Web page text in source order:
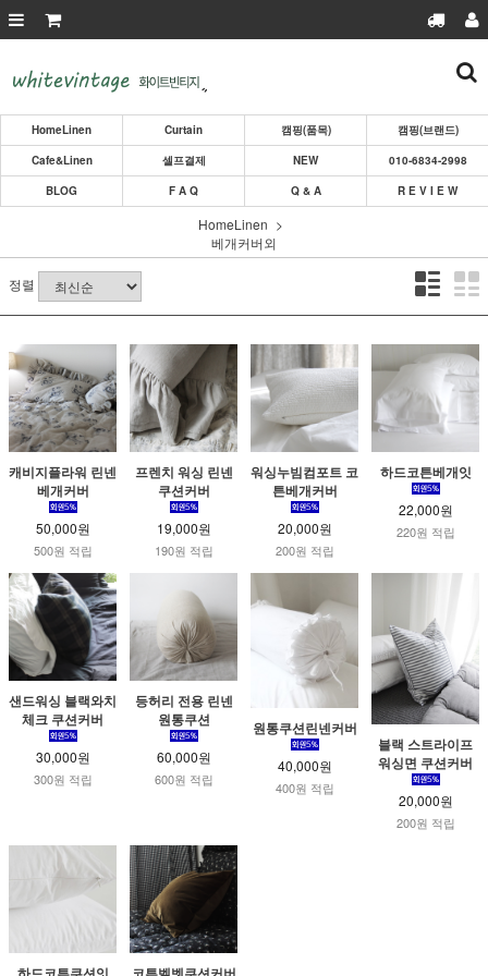
HomeLinen Curtain 캠핑(품목)
캠핑(브랜드)
Cafe&Linen
셀프결제 NEW
010-6834-2998
BLOG
F A Q Q & A R E V I E W
HomeLinen
베개커버외
정렬
캐비지플라워 린넨
베개커버
50,000원
500원 적립
프렌치 워싱 린넨
쿠션커버
19,000원
190원 적립
워싱누빔컴포트 코
튼베개커버
20,000원
200원 적립
하드코튼베개잇
22,000원
220원 적립
샌드워싱 블랙와치
체크 쿠션커버
30,000원
300원 적립
등허리 전용 린넨
원통쿠션
60,000원
600원 적립
원통쿠션린넨커버
40,000원
400원 적립
블랙 스트라이프
워싱면 쿠션커버
20,000원
200원 적립